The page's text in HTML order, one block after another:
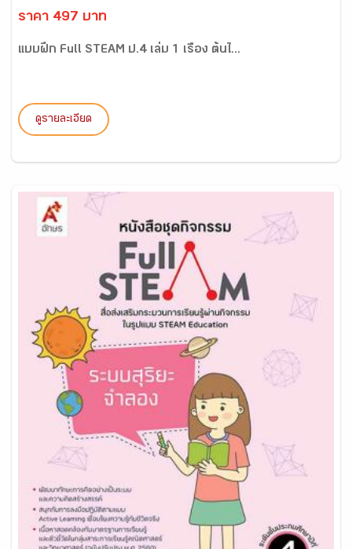
ราคา 497 บาท
แบบฝึก Full STEAM ป.4 เล่ม 1 เรื่อง ต้นไ...
ดูรายละเอียด